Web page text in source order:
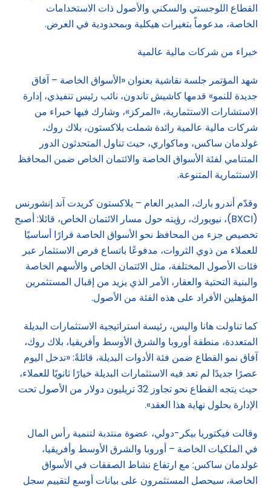
القطاع اللوجستي والسكني والأصول ذات الاستخدامات
الخاصة، مدعوماً بتغيرات هيكلية وبمحدودية في العرض.
خبراء من شركات مالية عالمية
شهد المؤتمر جلسة نقاشية بعنوان «الأسواق الخاصة – آفاق
جديدة للنمو» قدمها كاشيش تاندون، نائب رئيس تنفيذي، إدارة
الاستشارات الاستثمارية، «المركز»، وشارك فيها خبراء من
شركات مالية عالمية رائدة شملت بلاكستون، بلاك روك،
غولدمان ساكس، وماكواري، حيث تناول المتحدثون الدور
المتنامي لفئة الأسواق الخاصة والائتمان الخاص ضمن المحافظ
الاستثمارية المتنوعة.
وقدّم أندرو بارك، المدير العام – بلاكستون كريدت آند إنشورنس
(BXCI)، نيويورك، رؤيته حول مسار الائتمان الخاص، قائلا: أصبح
تخصيص جزء من المحافظ نحو الأسواق الخاصة قرارًا أساسيًا
للعملاء من ذوي الثروات، مدفوعًا باتساع فرص الاستثمار عبر
فئات الأصول المختلفة، مثل الائتمان الخاص والأسهم الخاصة
والبنية التحتية والعقار، الأمر الذي يزيد من إقبال المستثمرين
المؤهلين الأفراد على هذه الفئة من الأصول.
كما تناولت هانا واليس، رئيسة استراتيجية الاستثمارات البديلة
المتعددة، منطقة أوروبا والشرق الأوسط وأفريقيا، بلاك روك،
آفاق نمو القطاع ضمن فئة الأدوات البديلة، قائلةً: «ندخل اليوم
عصرًا جديدًا لم تعد فيه الاستثمارات البديلة خيارًا ثانويًا للعملاء،
حيث يتجه القطاع نحو تجاوز 32 تريليون دولار من الأصول تحت
الإدارة بحلول نهاية هذا العقد».
وقالت فيكتوريا بيكر-دولي، عضوة منتدبة لتنمية رأس المال
في الملكيات الخاصة – أوروبا والشرق الأوسط وأفريقيا،
غولدمان ساكس: مع ارتفاع نشاط الصفقات في الأسواق
الخاصة، سيحصل المستثمرون على بيانات أوسع لتقييم سجل